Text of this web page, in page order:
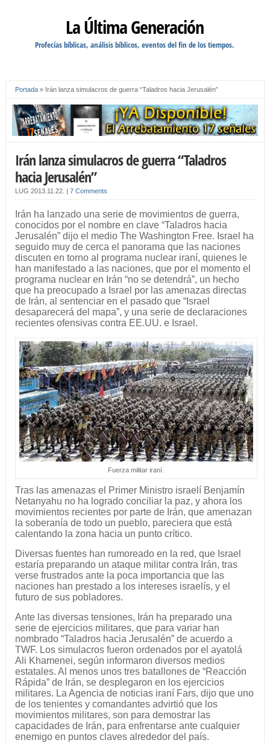
La Última Generación
Profecías bíblicas, análisis bíblicos, eventos del fin de los tiempos.
Portada» Irán lanza simulacros de guerra “Taladros hacia Jerusalén”
Irán lanza simulacros de guerra “Taladros
hacia Jerusalén”
LUG 2013.11.22. 7 Comments
Irán ha lanzado una serie de movimientos de guerra,
conocidos por el nombre en clave “Taladros hacia
Jerusalén” dijo el medio The Washington Free. Israel ha
seguido muy de cerca el panorama que las naciones
discuten en torno al programa nuclear iraní, quienes le
han manifestado a las naciones, que por el momento el
programa nuclear en Irán “no se detendrá”, un hecho
que ha preocupado a Israel por las amenazas directas
de Irán, al sentenciar en el pasado que “Israel
desaparecerá del mapa”, y una serie de declaraciones
recientes ofensivas contra EE.UU. e Israel.
Fuerza militar iraní.
Tras las amenazas el Primer Ministro israelí Benjamín
Netanyahu no ha logrado conciliar la paz, y ahora los
movimientos recientes por parte de Irán, que amenazan
la soberanía de todo un pueblo, pareciera que está
calentando la zona hacia un punto crítico.
Diversas fuentes han rumoreado en la red, que Israel
estaría preparando un ataque militar contra Irán, tras
verse frustrados ante la poca importancia que las
naciones han prestado a los intereses israelís, y el
futuro de sus pobladores.
Ante las diversas tensiones, Irán ha preparado una
serie de ejercicios militares, que para variar han
nombrado “Taladros hacia Jerusalén” de acuerdo a
TWF. Los simulacros fueron ordenados por el ayatolá
Ali Khamenei, según informaron diversos medios
estatales. Al menos unos tres batallones de “Reacción
Rápida” de Irán, se desplegaron en los ejercicios
militares. La Agencia de noticias iraní Fars, dijo que uno
de los tenientes y comandantes advirtió que los
movimientos militares, son para demostrar las
capacidades de Irán, para enfrentarse ante cualquier
enemigo en puntos claves alrededor del país.